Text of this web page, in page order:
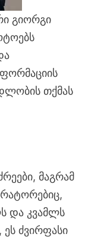
გიორგი
თქმას
მაგრამ
და კვამლს
ეს ძვირფასი